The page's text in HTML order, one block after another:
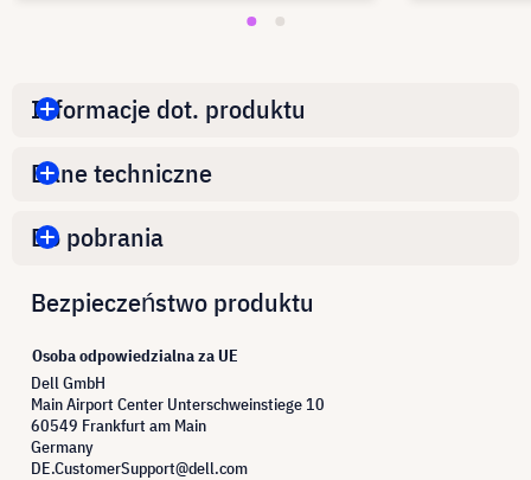
Informacje dot. produktu
Dane techniczne
Do pobrania
Bezpieczeństwo produktu
Osoba odpowiedzialna za UE
Dell GmbH
Main Airport Center Unterschweinstiege 10
60549 Frankfurt am Main
Germany
DE.CustomerSupport@dell.com